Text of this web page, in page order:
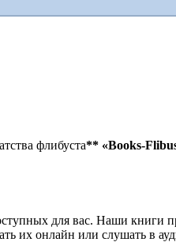
флибуста** «Books-
для вас. Наши книги
их онлайн или слушать в